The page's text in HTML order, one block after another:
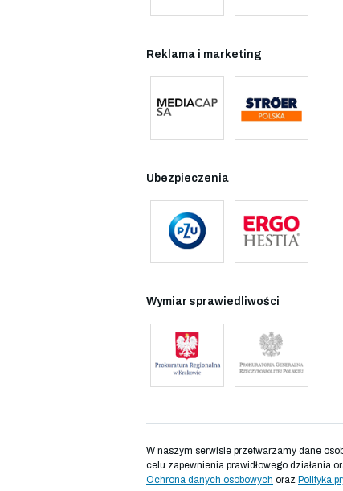
Reklama i marketing
Ubezpieczenia
Wymiar sprawiedliwości
W naszym serwisie przetwarzamy dane
celu zapewnienia prawidłowego działania
Ochrona danych osobowych oraz Polityka